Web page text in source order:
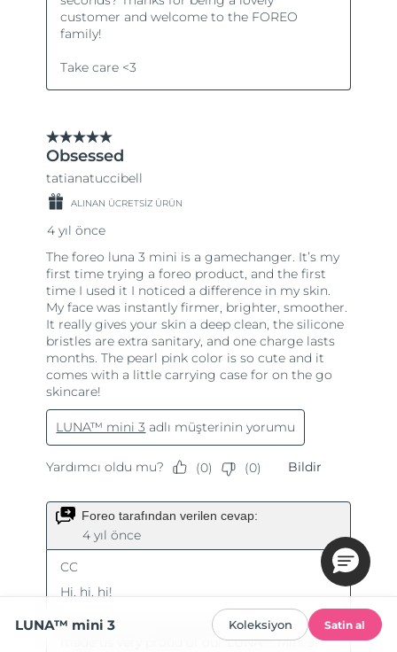
LUNA™ mini 3 Koleksiyon Satin al